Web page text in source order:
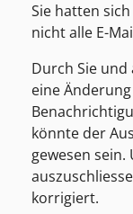
Sie hatten
nicht alle E-
Durch Sie
eine
könnte der
gewesen
korrigiert.